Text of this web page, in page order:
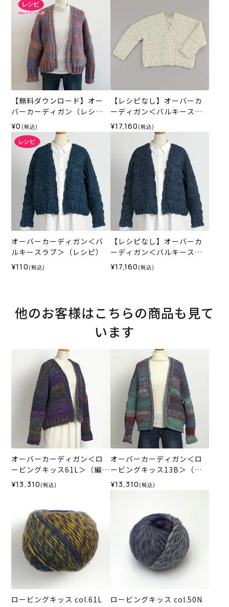
【無料ダウンロード】オー
バーカーディガン（レシ
ピ）
¥0 (税込)
【レシピなし】オーバーカ
ーディガン＜バルキースラ
ブ01IV＞（編み物 材料セッ
ト）
¥17,160 (税込)
オーバーカーディガン＜バ
ルキースラブ＞（レシピ）
¥110 (税込)
【レシピなし】オーバーカ
ーディガン＜バルキースラ
ブ02N＞（編み物 材料セッ
ト）
¥17,160 (税込)
他のお客様はこちらの商品も見て
います
オーバーカーディガン＜ロ
ービングキッス61L＞（編み
物 材料セット）
¥13,310 (税込)
オーバーカーディガン＜ロ
ービングキッス13B＞（編
み物 材料セット）
¥13,310 (税込)
ロービングキッス col.61L ロービングキッス col.50N